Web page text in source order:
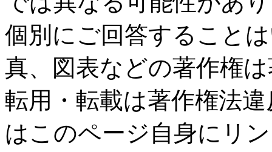
個別にご回答すること
真、図表などの著作権
転用・転載は著作権法
はこのページ自身にリ